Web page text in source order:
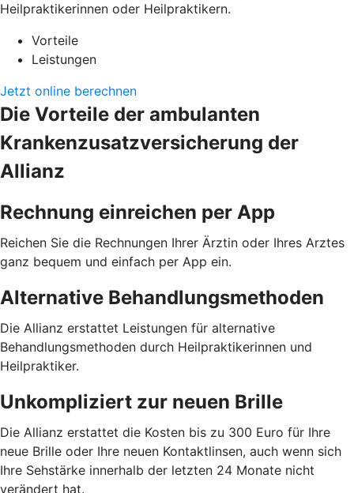
Heilpraktikerinnen oder Heilpraktikern.
Vorteile
Leistungen
Jetzt online berechnen
Die Vorteile der ambulanten
Krankenzusatzversicherung der
Allianz
Rechnung einreichen per App
Reichen Sie die Rechnungen Ihrer Ärztin oder Ihres Arztes
ganz bequem und einfach per App ein.
Alternative Behandlungsmethoden
Die Allianz erstattet Leistungen für alternative
Behandlungsmethoden durch Heilpraktikerinnen und
Heilpraktiker.
Unkompliziert zur neuen Brille
Die Allianz erstattet die Kosten bis zu 300 Euro für Ihre
neue Brille oder Ihre neuen Kontaktlinsen, auch wenn sich
Ihre Sehstärke innerhalb der letzten 24 Monate nicht
verändert hat.